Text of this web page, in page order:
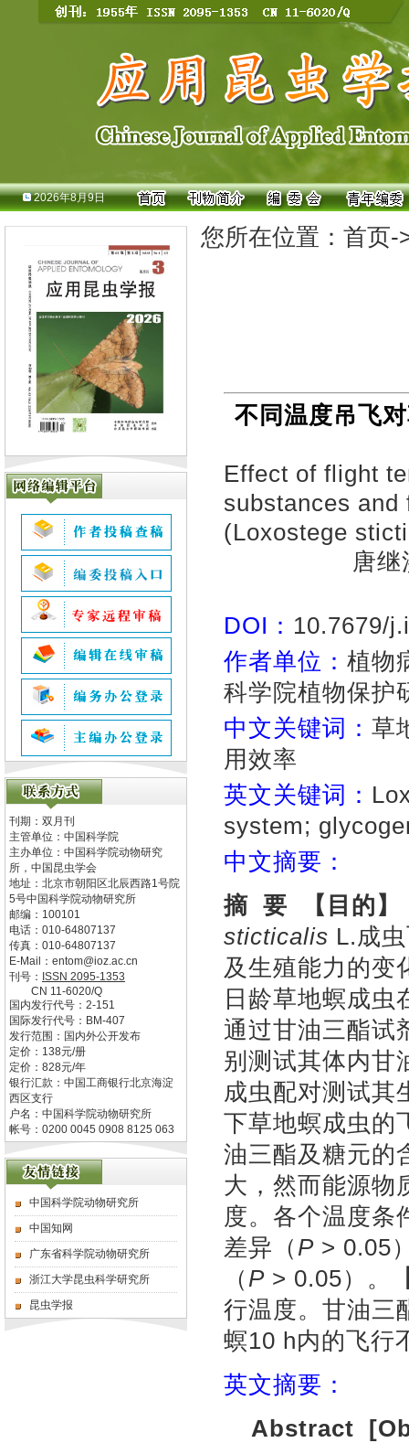
2026年8月9日
刊期：双月刊
主管单位： 中国科学院
主办单位： 中国科学院动物研究
所，中国昆虫学会
地址： 北京市朝阳区北辰西路1号院
5号中国科学院动物研究所
邮编： 100101
电话： 010-64807137
传真： 010-64807137
E-Mail： entom@ioz.ac.cn
刊号： ISSN 2095-1353
CN 11-6020/Q
国内发行代号： 2-151
国际发行代号： BM-407
发行范围：国内外公开发布
定价： 138元/册
定价： 828元/年
银行汇款：中国工商银行北京海淀
西区支行
户名：中国科学院动物研究所
帐号：0200 0045 0908 8125 063
中国科学院动物研究所
中国知网
广东省科学院动物研究所
浙江大学昆虫科学研究所
昆虫学报
您所在位置： 首页-
不同温度吊飞
Effect of flight
substances
(Loxostege
唐
DOI： 10.7679/
作者单位： 植物
科学院植物保护
中文关键词： 草
用效率
英文关键词：
system;
中文摘要：
摘 要 【目的】
sticticalis L.成
及生殖能力的变
日龄草地螟成虫
通过甘油三酯试
别测试其体内甘
成虫配对测试其
下草地螟成虫的
油三酯及糖元的
大，然而能源物
度。各个温度条
差异（ P > 0.05
（ P > 0.05）。
行温度。甘油三
螟10 h内的飞行
英文摘要：
Abstract